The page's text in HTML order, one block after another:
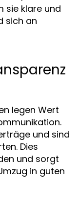
sie klare und
sich an
legen Wert
und sind
Dies
und sorgt
in guten